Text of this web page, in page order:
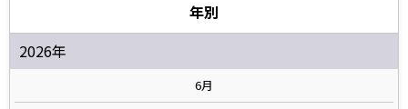
年別
2026年
6月